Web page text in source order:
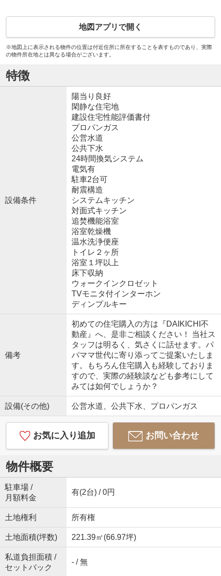
地図アプリで開く
※地図上に表示される物件の位置は付近住所に所在することを表すものであり、実際
の物件所在地とは異なる場合がございます。
特徴
設備条件
陽当り良好
閑静な住宅地
建設住宅性能評価書付
プロパンガス
公営水道
公共下水
24時間換気システム
電気有
駐車2台可
耐震構造
システムキッチン
対面式キッチン
追焚機能浴室
浴室乾燥機
温水洗浄便座
トイレ２ヶ所
浴室１坪以上
床下収納
ウォークインクロゼット
TVモニタ付インターホン
ディンプルキー
備考
初めての住宅購入の方は『DAIKICHI不
動産』へ、是非ご相談ください！ 当社ス
タッフは明るく、気さくに話せます。パ
パママ世代に寄り添ってご提案いたしま
す。もちろん住宅購入も経験しておりま
すので、実際の経験談なども参考にして
みては如何でしょうか？
設備(その他) 公営水道、公共下水、プロパンガス
お気に入り追加 お問い合わせ
物件概要
駐車場 /
月額料金
有(2台) / 0円
土地権利 所有権
土地面積(坪数) 221.39㎡(66.97坪)
私道負担面積 /
セットバック
- / 無